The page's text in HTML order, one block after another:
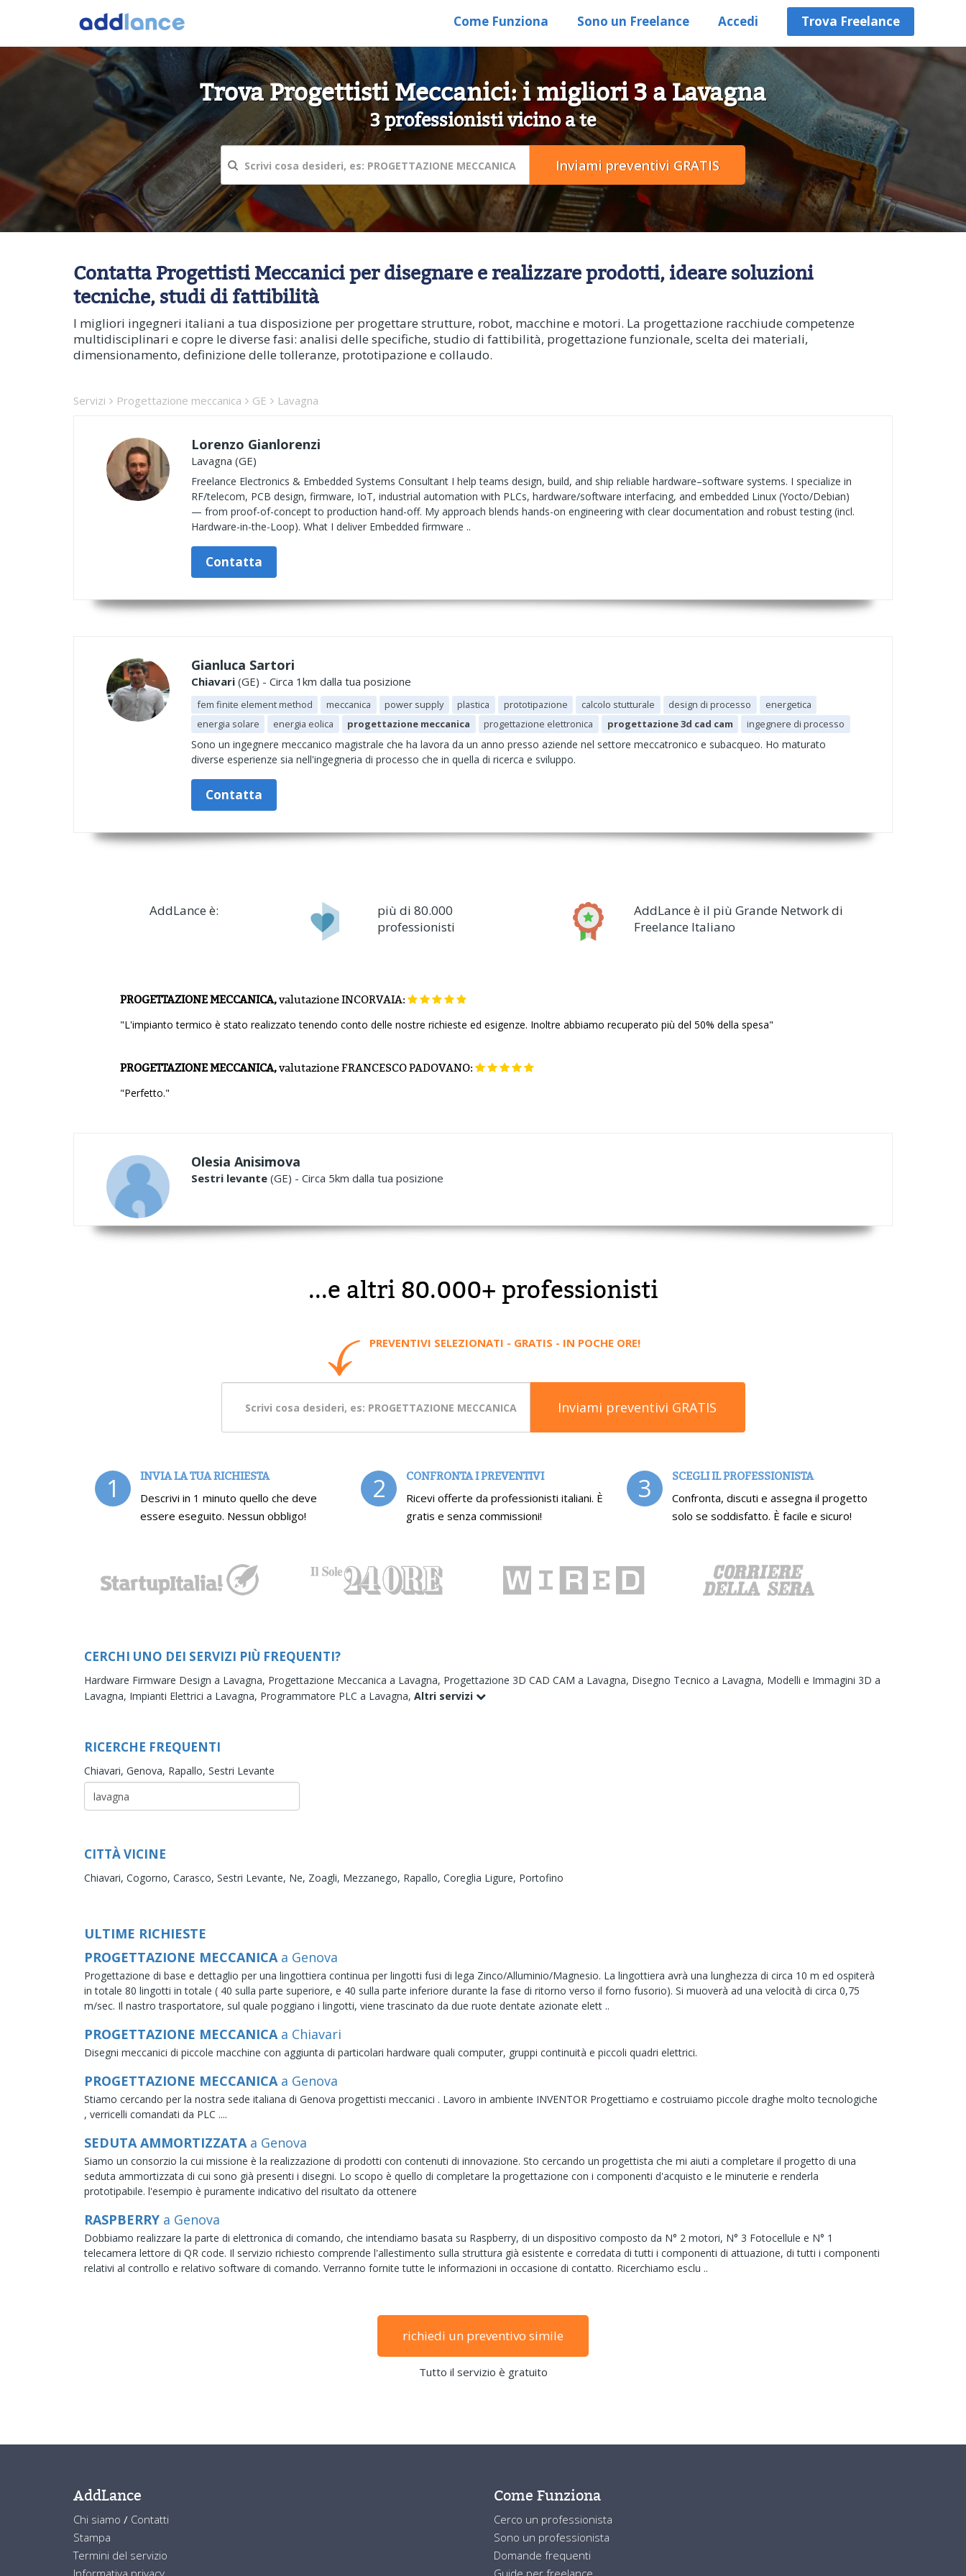
Come Funziona Sono un Freelance Accedi Trova Freelance
Trova Progettisti Meccanici: i migliori 3 a Lavagna
3 professionisti vicino a te
Contatta Progettisti Meccanici per disegnare e realizzare prodotti, ideare soluzioni
tecniche, studi di fattibilità
I migliori ingegneri italiani a tua disposizione per progettare strutture, robot, macchine e motori. La progettazione racchiude competenze
multidisciplinari e copre le diverse fasi: analisi delle specifiche, studio di fattibilità, progettazione funzionale, scelta dei materiali,
dimensionamento, definizione delle tolleranze, prototipazione e collaudo.
Servizi Progettazione meccanica GE Lavagna
Lorenzo Gianlorenzi
Lavagna (GE)
Freelance Electronics & Embedded Systems Consultant I help teams design, build, and ship reliable hardware–software systems. I specialize in
RF/telecom, PCB design, firmware, IoT, industrial automation with PLCs, hardware/software interfacing, and embedded Linux (Yocto/Debian)
— from proof-of-concept to production hand-off. My approach blends hands-on engineering with clear documentation and robust testing (incl.
Hardware-in-the-Loop). What I deliver Embedded firmware ..
Contatta
Gianluca Sartori
Chiavari (GE) - Circa 1km dalla tua posizione
fem finite element method meccanica power supply plastica prototipazione calcolo stutturale design di processo
energetica
energia solare
energia eolica progettazione meccanica progettazione elettronica progettazione 3d cad cam ingegnere di processo
Sono un ingegnere meccanico magistrale che ha lavora da un anno presso aziende nel settore meccatronico e subacqueo. Ho maturato
diverse esperienze sia nell'ingegneria di processo che in quella di ricerca e sviluppo.
Contatta
AddLance è:
più di 80.000
professionisti
AddLance è il più Grande Network di
Freelance Italiano
PROGETTAZIONE MECCANICA,valutazioneINCORVAIA:
"L'impianto termico è stato realizzato tenendo conto delle nostre richieste ed esigenze. Inoltre abbiamo recuperato più del 50% della spesa"
PROGETTAZIONE MECCANICA,valutazioneFRANCESCO PADOVANO:
"Perfetto."
Olesia Anisimova
Sestri levante (GE) - Circa 5km dalla tua posizione
...e altri 80.000+ professionisti
PREVENTIVI SELEZIONATI - GRATIS - IN POCHE ORE!
Inviami preventivi GRATIS
1 INVIA LA TUA RICHIESTA
Descrivi in 1 minuto quello che deve
essere eseguito. Nessun obbligo!
2 CONFRONTA I PREVENTIVI
Ricevi offerte da professionisti italiani. È
gratis e senza commissioni!
3 SCEGLI IL PROFESSIONISTA
Confronta, discuti e assegna il progetto
solo se soddisfatto. È facile e sicuro!
CERCHI UNO DEI SERVIZI PIÙ FREQUENTI?
Hardware Firmware Design a Lavagna, Progettazione Meccanica a Lavagna, Progettazione 3D CAD CAM a Lavagna, Disegno Tecnico a Lavagna, Modelli e Immagini 3D a
Lavagna, Impianti Elettrici a Lavagna, Programmatore PLC a Lavagna, Altri servizi
RICERCHE FREQUENTI
Chiavari, Genova, Rapallo, Sestri Levante
CITTÀ VICINE
Chiavari, Cogorno, Carasco, Sestri Levante, Ne, Zoagli, Mezzanego, Rapallo, Coreglia Ligure, Portofino
ULTIME RICHIESTE
PROGETTAZIONE MECCANICA a Genova
Progettazione di base e dettaglio per una lingottiera continua per lingotti fusi di lega Zinco/Alluminio/Magnesio. La lingottiera avrà una lunghezza di circa 10 m ed ospiterà
in totale 80 lingotti in totale ( 40 sulla parte superiore, e 40 sulla parte inferiore durante la fase di ritorno verso il forno fusorio). Si muoverà ad una velocità di circa 0,75
m/sec. Il nastro trasportatore, sul quale poggiano i lingotti, viene trascinato da due ruote dentate azionate elett ..
PROGETTAZIONE MECCANICA a Chiavari
Disegni meccanici di piccole macchine con aggiunta di particolari hardware quali computer, gruppi continuità e piccoli quadri elettrici.
PROGETTAZIONE MECCANICA a Genova
Stiamo cercando per la nostra sede italiana di Genova progettisti meccanici . Lavoro in ambiente INVENTOR Progettiamo e costruiamo piccole draghe molto tecnologiche
, verricelli comandati da PLC ....
SEDUTA AMMORTIZZATA a Genova
Siamo un consorzio la cui missione è la realizzazione di prodotti con contenuti di innovazione. Sto cercando un progettista che mi aiuti a completare il progetto di una
seduta ammortizzata di cui sono già presenti i disegni. Lo scopo è quello di completare la progettazione con i componenti d'acquisto e le minuterie e renderla
prototipabile. l'esempio è puramente indicativo del risultato da ottenere
RASPBERRY a Genova
Dobbiamo realizzare la parte di elettronica di comando, che intendiamo basata su Raspberry, di un dispositivo composto da N° 2 motori, N° 3 Fotocellule e N° 1
telecamera lettore di QR code. Il servizio richiesto comprende l'allestimento sulla struttura già esistente e corredata di tutti i componenti di attuazione, di tutti i componenti
relativi al controllo e relativo software di comando. Verranno fornite tutte le informazioni in occasione di contatto. Ricerchiamo esclu ..
richiedi un preventivo simile
Tutto il servizio è gratuito
AddLance
Chi siamo / Contatti
Stampa
Termini del servizio
Informativa privacy
Come Funziona
Cerco un professionista
Sono un professionista
Domande frequenti
Guide per freelance